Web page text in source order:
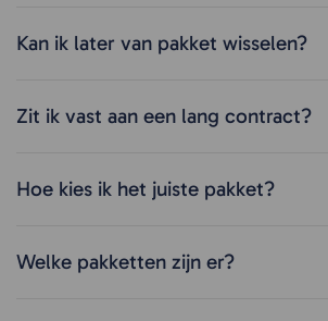
Kan ik later van pakket wisselen?
Zit ik vast aan een lang contract?
Hoe kies ik het juiste pakket?
Welke pakketten zijn er?